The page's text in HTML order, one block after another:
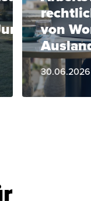
von
30.06.2026